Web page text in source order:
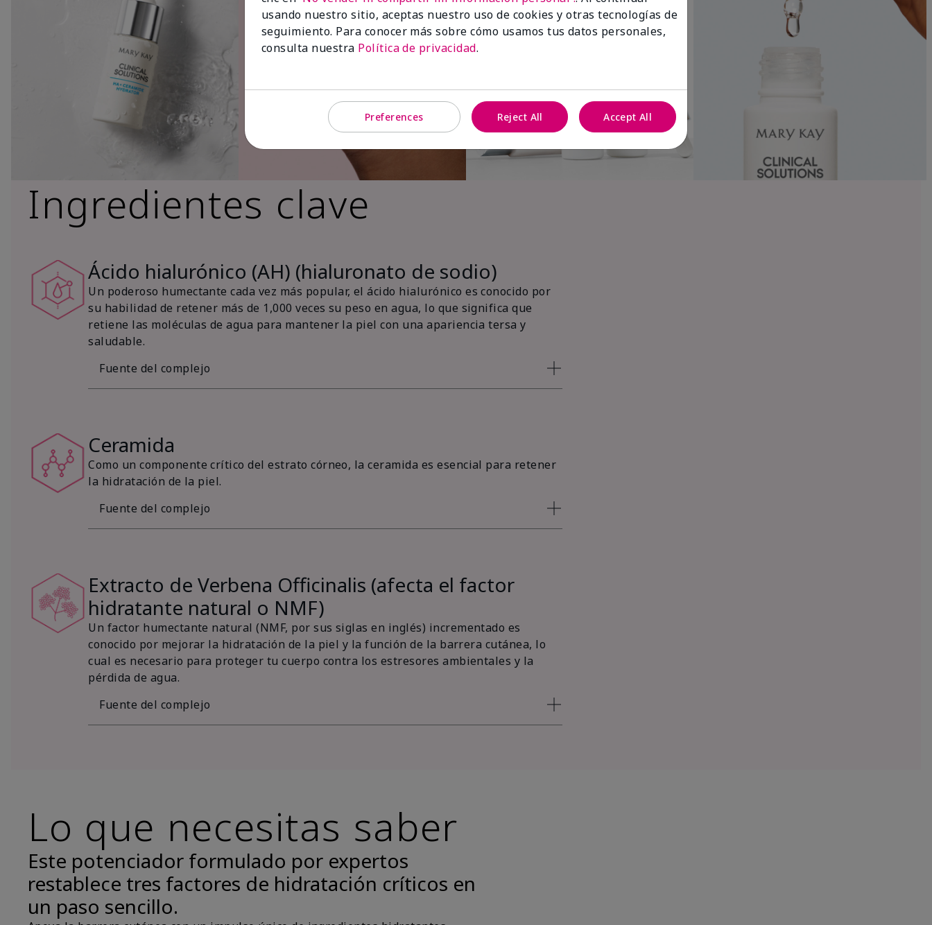
Ingredientes clave
Ácido hialurónico (AH) (hialuronato de sodio)
Un poderoso humectante cada vez más popular, el ácido hialurónico es conocido por
su habilidad de retener más de 1,000 veces su peso en agua, lo que significa que
retiene las moléculas de agua para mantener la piel con una apariencia tersa y
saludable.
Fuente del complejo
Ceramida
Como un componente crítico del estrato córneo, la ceramida es esencial para retener
la hidratación de la piel.
Fuente del complejo
Extracto de Verbena Officinalis (afecta el factor
hidratante natural o NMF)
Un factor humectante natural (NMF, por sus siglas en inglés) incrementado es
conocido por mejorar la hidratación de la piel y la función de la barrera cutánea, lo
cual es necesario para proteger tu cuerpo contra los estresores ambientales y la
pérdida de agua.
Fuente del complejo
Lo que necesitas saber
Este potenciador formulado por expertos
restablece tres factores de hidratación críticos en
un paso sencillo.
usando nuestro sitio, aceptas nuestro uso de cookies y otras tecnologías de
seguimiento. Para conocer más sobre cómo usamos tus datos personales,
consulta nuestra Política de privacidad.
Preferences Reject All Accept All